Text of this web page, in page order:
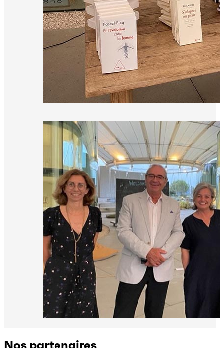
Nos partenaires